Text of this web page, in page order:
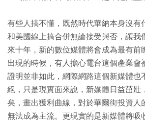
有些人搞不懂，既然時代華納本身沒有
和美國線上搞合併無論接受與否，讓我
來十年，新的數位媒體將會成為最有前
出現的時候，有人擔心電台這個產業會
證明並非如此，網際網路這個新媒體也
絕，只是現實面來說，新媒體日益茁壯
矣，畫出獲利曲線，對於華爾街投資人
無法成為主流。更現實的是新媒體將吸